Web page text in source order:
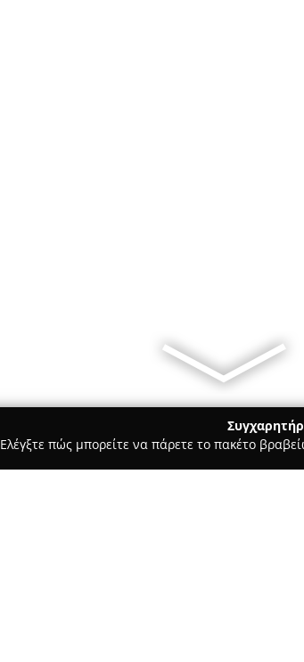
Ελέγξτε πώς μπορείτε να πάρετε το πακέτο